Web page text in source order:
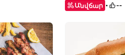
Անվճար --